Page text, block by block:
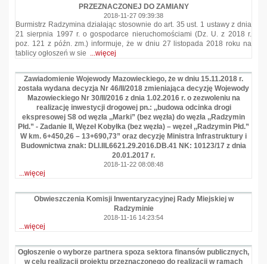
PRZEZNACZONEJ DO ZAMIANY
2018-11-27 09:39:38
Burmistrz Radzymina działając stosownie do art. 35 ust. 1 ustawy z dnia
21 sierpnia 1997 r. o gospodarce nieruchomościami (Dz. U. z 2018 r.
poz. 121 z późn. zm.) informuje, że w dniu 27 listopada 2018 roku na
tablicy ogłoszeń w sie ...więcej
Zawiadomienie Wojewody Mazowieckiego, że w dniu 15.11.2018 r.
została wydana decyzja Nr 46/II/2018 zmieniająca decyzję Wojewody
Mazowieckiego Nr 30/II/2016 z dnia 1.02.2016 r. o zezwoleniu na
realizację inwestycji drogowej pn.: ,,budowa odcinka drogi
ekspresowej S8 od węzła ,,Marki” (bez węzła) do węzła ,,Radzymin
Płd.” - Zadanie II, Węzeł Kobyłka (bez węzła) – węzeł ,,Radzymin Płd.”
W km. 6+450,26 – 13+690,73” oraz decyzję Ministra Infrastruktury i
Budownictwa znak: DLI.IIL6621.29.2016.DB.41 NK: 10123/17 z dnia
20.01.2017 r.
2018-11-22 08:08:48
...więcej
Obwieszczenia Komisji Inwentaryzacyjnej Rady Miejskiej w
Radzyminie
2018-11-16 14:23:54
...więcej
Ogłoszenie o wyborze partnera spoza sektora finansów publicznych,
w celu realizacji projektu przeznaczonego do realizacji w ramach